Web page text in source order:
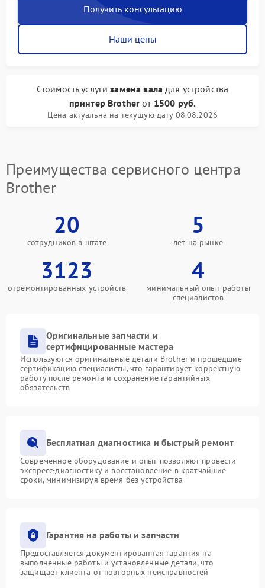
Получить консультацию
Наши цены
Стоимость услугизамена вала для устройства
принтер Brother от 1500 руб.
Цена актуальна на текущую дату 08.08.2026
Преимущества сервисного центра
Brother
20
сотрудников в штате
5
лет на рынке
3123
отремонтированных устройств
4
минимальный опыт работы
специалистов
Оригинальные запчасти и
сертифицированные мастера
Используются оригинальные детали Brother и прошедшие
сертификацию специалисты, что гарантирует корректную
работу после ремонта и сохранение гарантийных
обязательств
Бесплатная диагностика и быстрый ремонт
Современное оборудование и опыт позволяют провести
экспресс-диагностику и восстановление в кратчайшие
сроки, минимизируя время без устройства
Гарантия на работы и запчасти
Предоставляется документированная гарантия на
выполненные работы и установленные детали, что
защищает клиента от повторных неисправностей